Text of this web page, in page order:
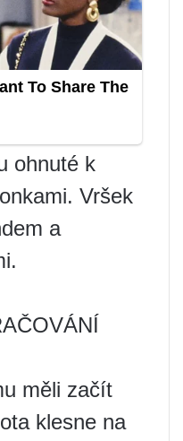
ohnuté k
Vršek
a
měli začít
klesne na